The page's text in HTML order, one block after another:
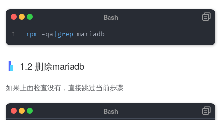
rpm -qa grep
1.2 删除mariadb
如果上面检查没有，直接跳过当前步骤